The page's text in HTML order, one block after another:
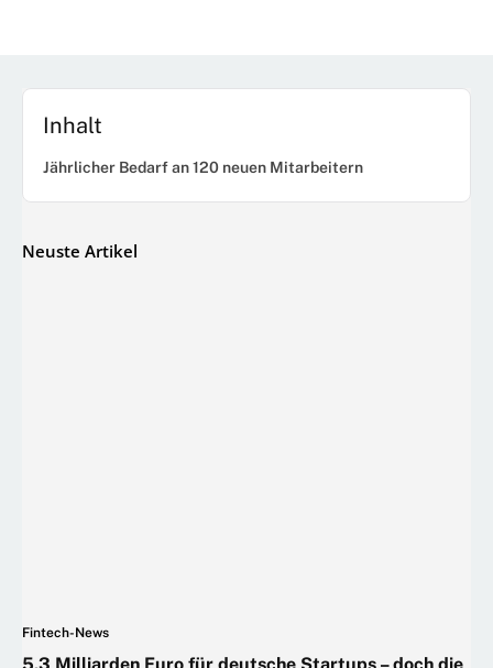
Inhalt
Jährlicher Bedarf an 120 neuen Mitarbeitern
Neuste Artikel
Fintech-News